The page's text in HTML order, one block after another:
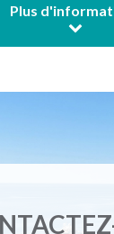
Plus